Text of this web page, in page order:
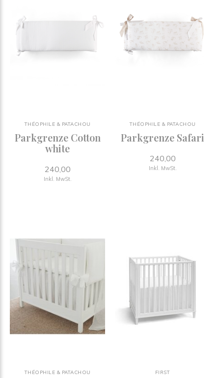
THÉOPHILE & PATACHOU
Parkgrenze Cotton
white
240,00
Inkl. MwSt.
THÉOPHILE & PATACHOU
Parkgrenze Safari
240,00
Inkl. MwSt.
THÉOPHILE & PATACHOU FIRST
JOOLZ - CYBEX - FIRST - THEOPHILE & PATACHOU - BUGABOO -
PINIO - QUAX ...